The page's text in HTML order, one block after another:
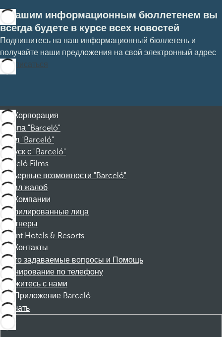
С нашим информационным бюллетенем вы
всегда будете в курсе всех новостей
Подпишитесь на наш информационный бюллетень и
получайте наши предложения на свой электронный адрес
Подписаться
Корпорация
Группа "Barceló"
Фонд "Barceló"
Отпуск с "Barceló"
Barceló Films
Карьерные возможности "Barceló"
Канал жалоб
Компании
Аффилированные лица
Партнеры
Dorint Hotels & Resorts
Контакты
Часто задаваемые вопросы и Помощь
Бронирование по телефону
Свяжитесь с нами
Приложение Barceló
Скачать